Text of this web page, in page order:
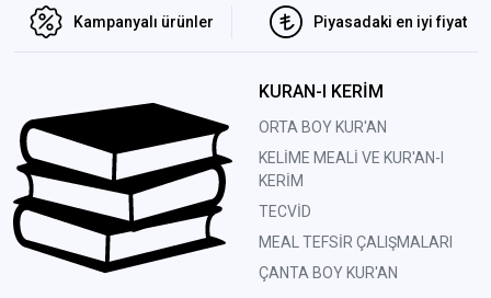
Kampanyalı ürünler Piyasadaki en iyi fiyat
KURAN-I KERİM
ORTA BOY KUR'AN
KELİME MEALİ VE KUR'AN-I
KERİM
TECVİD
MEAL TEFSİR ÇALIŞMALARI
ÇANTA BOY KUR'AN